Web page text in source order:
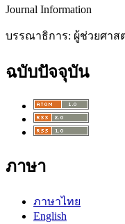
Journal Information
บรรณาธิการ: ผู้ช่วยศาส
ฉบับปัจจุบัน
ภาษา
ภาษาไทย
English